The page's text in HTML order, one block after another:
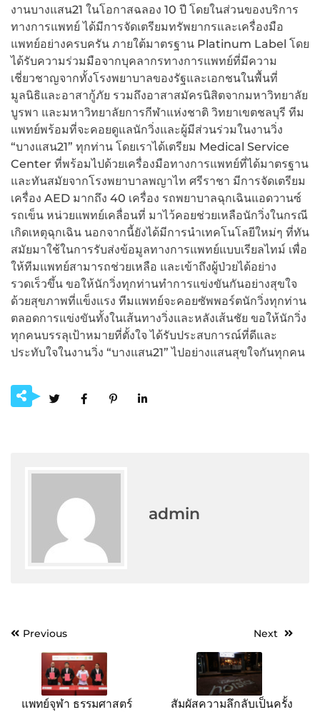
งานบางแสน21 ในโอกาสฉลอง 10 ปี โดยในส่วนของบริการ
ทางการแพทย์ ได้มีการจัดเตรียมทรัพยากรและเครื่องมือ
แพทย์อย่างครบครัน ภายใต้มาตรฐาน Platinum Label โดย
ได้รับความร่วมมือจากบุคลากรทางการแพทย์ที่มีความ
เชี่ยวชาญจากทั้งโรงพยาบาลของรัฐและเอกชนในพื้นที่
มูลนิธิและอาสากู้ภัย รวมถึงอาสาสมัครนิสิตจากมหาวิทยาลัย
บูรพา และมหาวิทยาลัยการกีฬาแห่งชาติ วิทยาเขตชลบุรี ทีม
แพทย์พร้อมที่จะคอยดูแลนักวิ่งและผู้มีส่วนร่วมในงานวิ่ง
“บางแสน21” ทุกท่าน โดยเราได้เตรียม Medical Service
Center ที่พร้อมไปด้วยเครื่องมือทางการแพทย์ที่ได้มาตรฐาน
และทันสมัยจากโรงพยาบาลพญาไท ศรีราชา มีการจัดเตรียม
เครื่อง AED มากถึง 40 เครื่อง รถพยาบาลฉุกเฉินแอดวานซ์
รถเข็น หน่วยแพทย์เคลื่อนที่ มาไว้คอยช่วยเหลือนักวิ่งในกรณี
เกิดเหตุฉุกเฉิน นอกจากนี้ยังได้มีการนำเทคโนโลยีใหม่ๆ ที่ทัน
สมัยมาใช้ในการรับส่งข้อมูลทางการแพทย์แบบเรียลไทม์ เพื่อ
ให้ทีมแพทย์สามารถช่วยเหลือ และเข้าถึงผู้ป่วยได้อย่าง
รวดเร็วขึ้น ขอให้นักวิ่งทุกท่านทำการแข่งขันกันอย่างสุขใจ
ด้วยสุขภาพที่แข็งแรง ทีมแพทย์จะคอยซัพพอร์ตนักวิ่งทุกท่าน
ตลอดการแข่งขันทั้งในเส้นทางวิ่งและหลังเส้นชัย ขอให้นักวิ่ง
ทุกคนบรรลุเป้าหมายที่ตั้งใจ ได้รับประสบการณ์ที่ดีและ
ประทับใจในงานวิ่ง “บางแสน21” ไปอย่างแสนสุขใจกันทุกคน
admin
PostPrevious
แพทย์จุฬา ธรรมศาสตร์
Next
สัมผัสความลึกลับเป็นครั้ง